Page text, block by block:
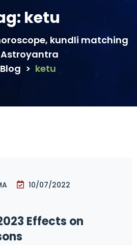
ketu
kundli matching
Blog > ketu
10/07/2022
Effects on